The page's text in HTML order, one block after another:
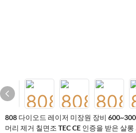
808 다이오드 레이저 미장원 장비
머리 제거 칠면조 TEC CE 인증을 받은 살롱